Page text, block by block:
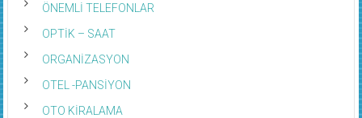
ÖNEMLİ TELEFONLAR
OPTİK – SAAT
ORGANİZASYON
OTEL -PANSİYON
OTO KİRALAMA